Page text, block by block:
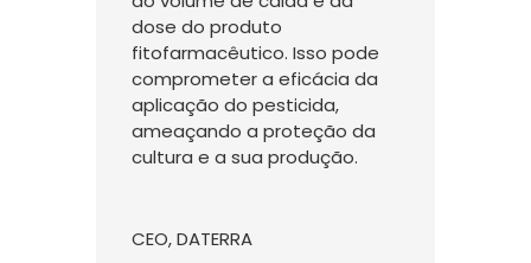
dose do produto
fitofarmacêutico. Isso pode
comprometer a eficácia da
aplicação do pesticida,
ameaçando a proteção da
cultura e a sua produção.
CEO, DATERRA